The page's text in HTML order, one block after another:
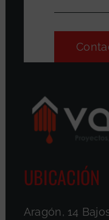
UBICACIÓN
Aragón, 14